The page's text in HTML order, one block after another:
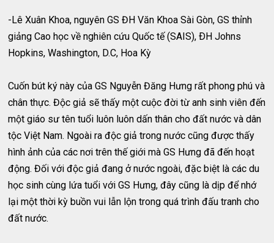
-Lê Xuân Khoa, nguyên GS ĐH Văn Khoa Sài Gòn, GS thỉnh
giảng Cao học về nghiên cứu Quốc tế (SAIS), ÐH Johns
Hopkins, Washington, D.C, Hoa Kỳ
Cuốn bút ký này của GS Nguyễn Đăng Hưng rất phong phú và
chân thực. Độc giả sẽ thấy một cuộc đời từ anh sinh viên đến
một giáo sư tên tuổi luôn luôn dấn thân cho đất nước và dân
tộc Việt Nam. Ngoài ra độc giả trong nước cũng được thấy
hình ảnh của các nơi trên thế giới mà GS Hưng đã đến hoạt
động. Đối với độc giả đang ở nước ngoài, đặc biệt là các du
học sinh cùng lứa tuổi với GS Hưng, đây cũng là dịp để nhớ
lại một thời kỳ buồn vui lẫn lộn trong quá trình đấu tranh cho
đất nước.